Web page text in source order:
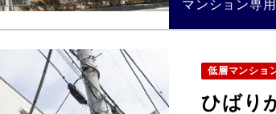
マンション専
低層マンショ
ひばり